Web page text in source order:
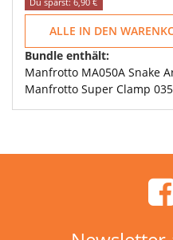
Du sparst: 6,90 €
ALLE IN DEN
Bundle enthält:
Manfrotto MA050A Snake
Manfrotto Super Clamp 035